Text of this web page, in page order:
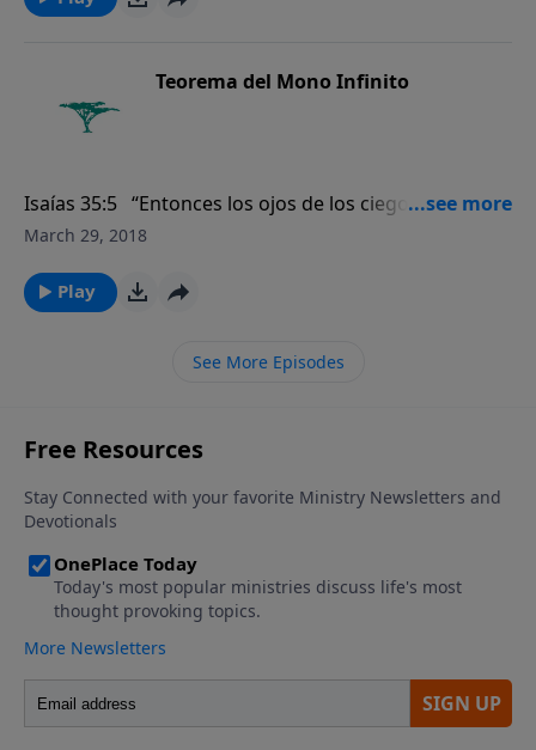
Teorema del Mono Infinito
Isaías 35:5 “Entonces los ojos de los ciegos serán
abiertos, y los oídos de los sordos se abrirán".
March 29, 2018
Play
See More Episodes